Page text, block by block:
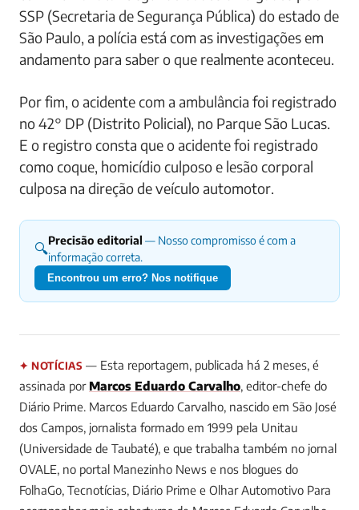
SSP (Secretaria de Segurança Pública) do estado de
São Paulo, a polícia está com as investigações em
andamento para saber o que realmente aconteceu.
Por fim, o acidente com a ambulância foi registrado
no 42° DP (Distrito Policial), no Parque São Lucas.
E o registro consta que o acidente foi registrado
como coque, homicídio culposo e lesão corporal
culposa na direção de veículo automotor.
🔍Precisão editorial — Nosso compromisso é com a
informação correta.
Encontrou um erro? Nos notifique
✦ NOTÍCIAS — Esta reportagem, publicada há 2 meses, é
assinada por Marcos Eduardo Carvalho, editor-chefe do
Diário Prime. Marcos Eduardo Carvalho, nascido em São José
dos Campos, jornalista formado em 1999 pela Unitau
(Universidade de Taubaté), e que trabalha também no jornal
OVALE, no portal Manezinho News e nos blogues do
FolhaGo, Tecnotícias, Diário Prime e Olhar Automotivo Para